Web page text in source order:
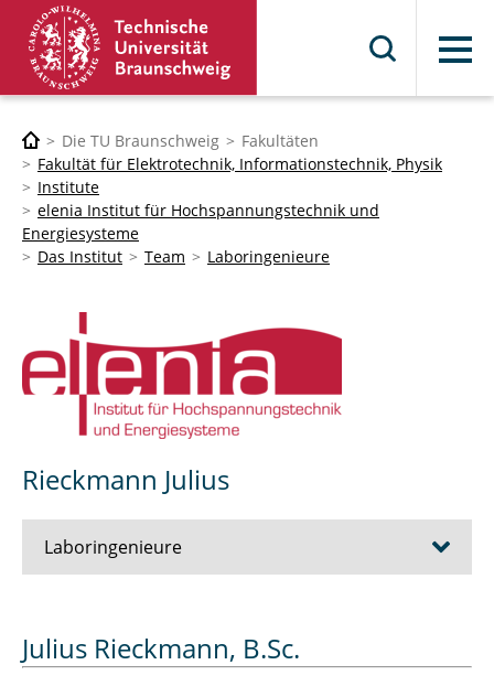
Menü
Die TU Braunschweig
Fakultäten
Fakultät für Elektrotechnik, Informationstechnik, Physik
Institute
elenia Institut für Hochspannungstechnik und
Energiesysteme
Das Institut
Team Laboringenieure
Rieckmann Julius
Laboringenieure
Megahayu Ingtyas
Julius Rieckmann, B.Sc.